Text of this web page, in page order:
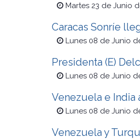
Martes 23 de Junio
Caracas Sonríe
Lunes 08 de Junio
Presidenta (E)
Lunes 08 de Junio
Venezuela e India
Lunes 08 de Junio
Venezuela y